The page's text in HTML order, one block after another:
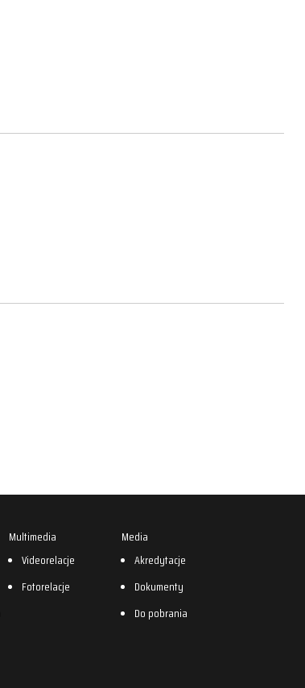
Multimedia
Videorelacje
Fotorelacje
Media
Akredytacje
Dokumenty
Do pobrania